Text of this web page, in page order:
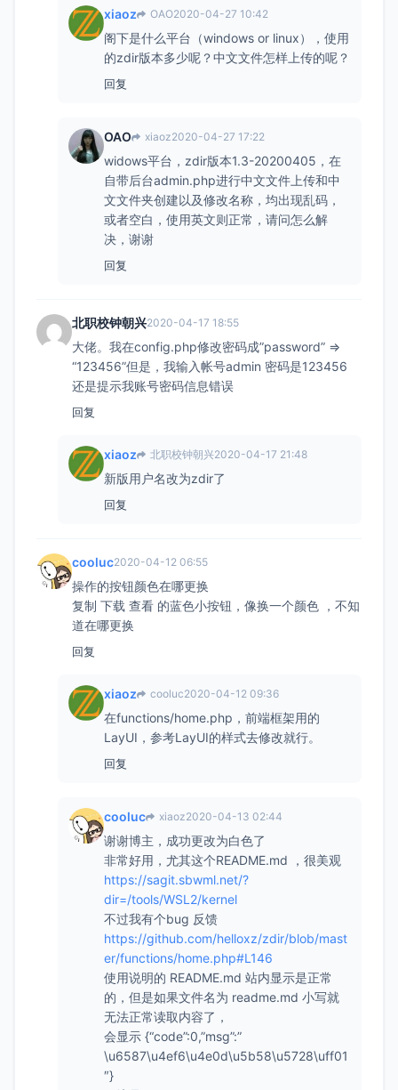
xiaoz OAO2020-04-27 10:42
阁下是什么平台（windows or linux），使用
的zdir版本多少呢？中文文件怎样上传的呢？
回复
OAO xiaoz2020-04-27 17:22
widows平台，zdir版本1.3-20200405，在
自带后台admin.php进行中文文件上传和中
文文件夹创建以及修改名称，均出现乱码，
或者空白，使用英文则正常，请问怎么解
决，谢谢
回复
北职校钟朝兴2020-04-17 18:55
大佬。我在config.php修改密码成”password” =>
“123456”但是，我输入帐号admin 密码是123456
还是提示我账号密码信息错误
回复
xiaoz 北职校钟朝兴2020-04-17 21:48
新版用户名改为zdir了
回复
cooluc2020-04-12 06:55
操作的按钮颜色在哪更换
复制 下载 查看 的蓝色小按钮，像换一个颜色 ，不知
道在哪更换
回复
xiaoz cooluc2020-04-12 09:36
在functions/home.php，前端框架用的
LayUI，参考LayUI的样式去修改就行。
回复
cooluc xiaoz2020-04-13 02:44
谢谢博主，成功更改为白色了
非常好用，尤其这个README.md ，很美观
https://sagit.sbwml.net/?
dir=/tools/WSL2/kernel
不过我有个bug 反馈
https://github.com/helloxz/zdir/blob/mast
er/functions/home.php#L146
使用说明的 README.md 站内显示是正常
的，但是如果文件名为 readme.md 小写就
无法正常读取内容了，
会显示 {“code”:0,”msg”:”
\u6587\u4ef6\u4e0d\u5b58\u5728\uff01
″}